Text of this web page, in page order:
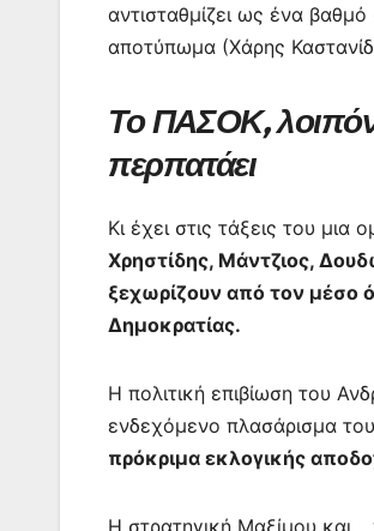
αντισταθμίζει ως ένα
αποτύπωμα (Χάρης
Το ΠΑΣΟΚ,
περπατάει
Κι έχει στις τάξεις του
Χρηστίδης, Μάντζιος,
ξεχωρίζουν από τον μέσο
Δημοκρατίας.
Η πολιτική επιβίωση του
ενδεχόμενο πλασάρισμα
πρόκριμα εκλογικής
Η στρατηγική Μαξίμου